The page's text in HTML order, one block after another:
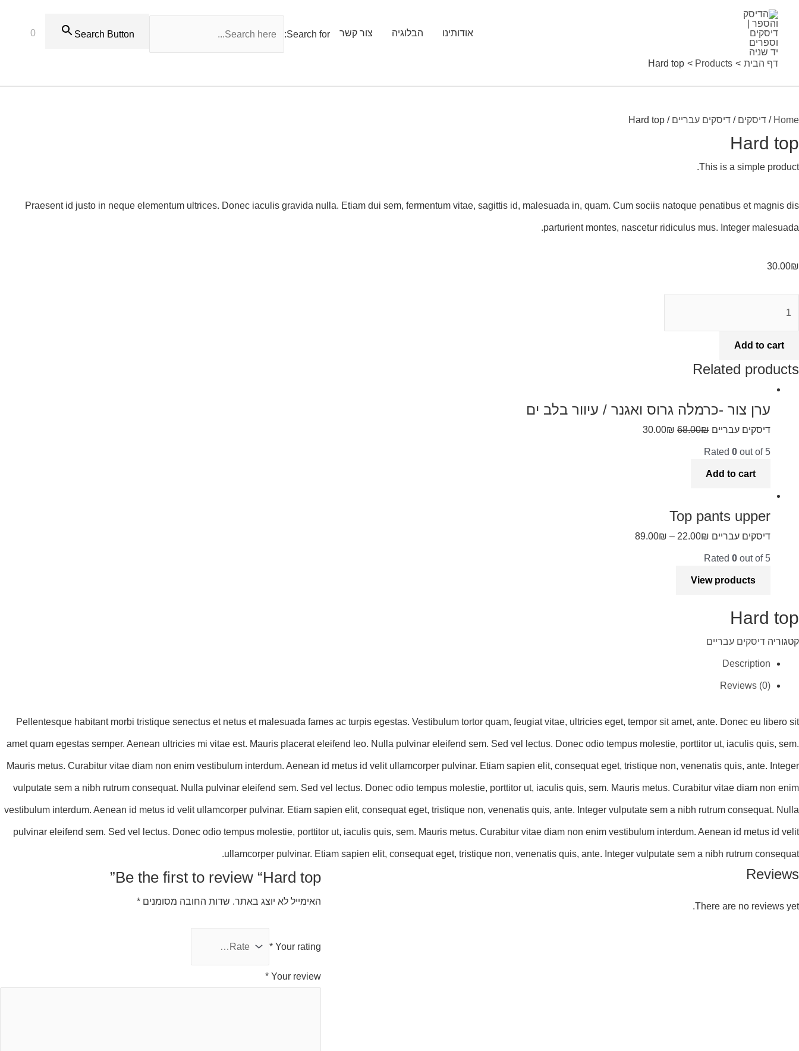
אודותינו הבלוגיה צור קשר Search for:
Search Button
0
דף הבית Products
Hard top
Home
/ דיסקים / דיסקים עבריים / Hard top
Hard top
This is a simple product.
Praesent id justo in neque elementum ultrices. Donec iaculis gravida nulla. Etiam dui sem, fermentum vitae, sagittis id, malesuada in, quam. Cum sociis natoque penatibus et magnis dis
parturient montes, nascetur ridiculus mus. Integer malesuada.
30.00₪
quantity
Add to cart
Related products
Sale!
Sale!
ערן צור -כרמלה גרוס ואגנר / עיוור בלב ים
דיסקים עבריים 68.00₪
30.00₪
Rated 0 out of 5
Add to cart
Top pants upper
דיסקים עבריים 22.00₪
–
89.00₪
Rated 0 out of 5
View products
Hard top
קטגוריה דיסקים עבריים
Description
Reviews (0)
Pellentesque habitant morbi tristique senectus et netus et malesuada fames ac turpis egestas. Vestibulum tortor quam, feugiat vitae, ultricies eget, tempor sit amet, ante. Donec eu libero sit
amet quam egestas semper. Aenean ultricies mi vitae est. Mauris placerat eleifend leo. Nulla pulvinar eleifend sem. Sed vel lectus. Donec odio tempus molestie, porttitor ut, iaculis quis, sem.
Mauris metus. Curabitur vitae diam non enim vestibulum interdum. Aenean id metus id velit ullamcorper pulvinar. Etiam sapien elit, consequat eget, tristique non, venenatis quis, ante. Integer
vulputate sem a nibh rutrum consequat. Nulla pulvinar eleifend sem. Sed vel lectus. Donec odio tempus molestie, porttitor ut, iaculis quis, sem. Mauris metus. Curabitur vitae diam non enim
vestibulum interdum. Aenean id metus id velit ullamcorper pulvinar. Etiam sapien elit, consequat eget, tristique non, venenatis quis, ante. Integer vulputate sem a nibh rutrum consequat. Nulla
pulvinar eleifend sem. Sed vel lectus. Donec odio tempus molestie, porttitor ut, iaculis quis, sem. Mauris metus. Curabitur vitae diam non enim vestibulum interdum. Aenean id metus id velit
ullamcorper pulvinar. Etiam sapien elit, consequat eget, tristique non, venenatis quis, ante. Integer vulputate sem a nibh rutrum consequat.
Reviews
There are no reviews yet.
Be the first to review “Hard top”
האימייל לא יוצג באתר. שדות החובה מסומנים *
Your rating
*
Your review
*